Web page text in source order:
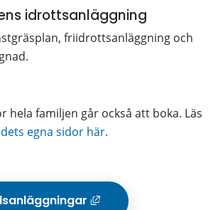
idrottsanläggning
friidrottsanläggning och
hela familjen går också att boka. Läs
egna sidor här.